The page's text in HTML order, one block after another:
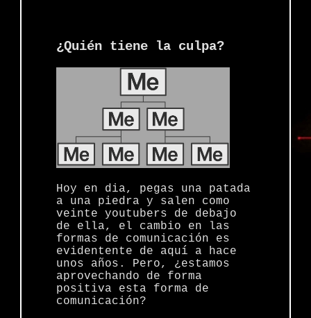
¿Quién tiene la culpa?
Hoy en dia, pegas una patada
a una piedra y salen como
veinte youtubers de debajo
de ella, el cambio en las
formas de comunicación es
evidentente de aquí a hace
unos años. Pero, ¿estamos
aprovechando de forma
positiva esta forma de
comunicación?